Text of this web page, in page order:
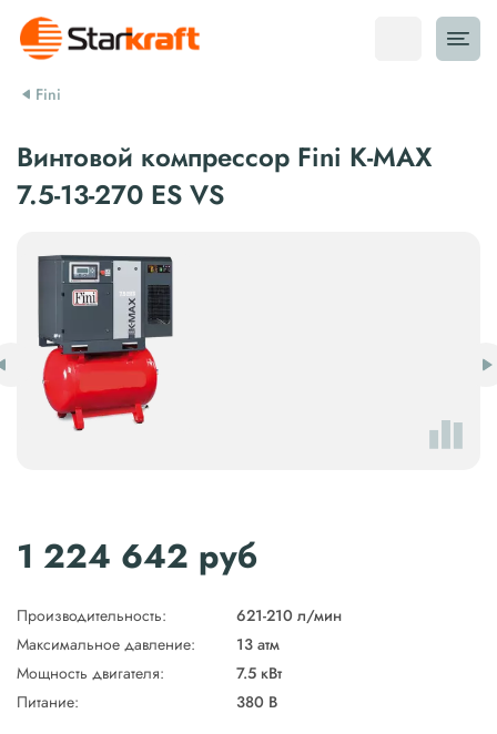
Fini
Винтовой компрессор Fini K-MAX
7.5-13-270 ES VS
1 224 642 руб
Производительность:
621-210 л/мин
Максимальное давление:
13 атм
Мощность двигателя:
7.5 кВт
Питание:
380 В